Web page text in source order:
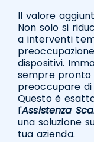
Il valore
Non solo si
a interventi
dispositivi.
sempre pronto
preoccupare di
Questo è
l'Assistenza
una soluzione
tua azienda.